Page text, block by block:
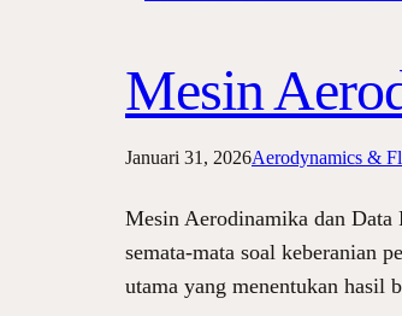
Mesin
Januari 31, 2026Aerodynamics &
Mesin Aerodinamika dan Data
semata-mata soal keberanian
utama yang menentukan hasil